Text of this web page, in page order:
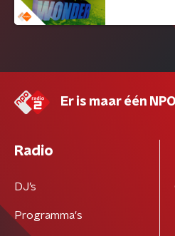
Er is maar één
Radio
DJ’s
Programma's